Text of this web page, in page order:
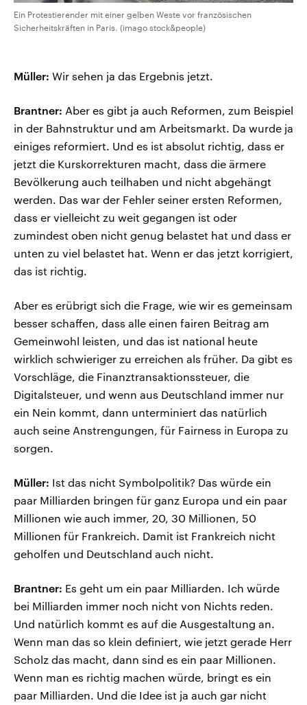
Ein Protestierender mit einer gelben Weste vor französischen
Sicherheitskräften in Paris. (imago stock&people)
Müller: Wir sehen ja das Ergebnis jetzt.
Brantner: Aber es gibt ja auch Reformen, zum Beispiel
in der Bahnstruktur und am Arbeitsmarkt. Da wurde ja
einiges reformiert. Und es ist absolut richtig, dass er
jetzt die Kurskorrekturen macht, dass die ärmere
Bevölkerung auch teilhaben und nicht abgehängt
werden. Das war der Fehler seiner ersten Reformen,
dass er vielleicht zu weit gegangen ist oder
zumindest oben nicht genug belastet hat und dass er
unten zu viel belastet hat. Wenn er das jetzt korrigiert,
das ist richtig.
Aber es erübrigt sich die Frage, wie wir es gemeinsam
besser schaffen, dass alle einen fairen Beitrag am
Gemeinwohl leisten, und das ist national heute
wirklich schwieriger zu erreichen als früher. Da gibt es
Vorschläge, die Finanztransaktionssteuer, die
Digitalsteuer, und wenn aus Deutschland immer nur
ein Nein kommt, dann unterminiert das natürlich
auch seine Anstrengungen, für Fairness in Europa zu
sorgen.
Müller: Ist das nicht Symbolpolitik? Das würde ein
paar Milliarden bringen für ganz Europa und ein paar
Millionen wie auch immer, 20, 30 Millionen, 50
Millionen für Frankreich. Damit ist Frankreich nicht
geholfen und Deutschland auch nicht.
Brantner: Es geht um ein paar Milliarden. Ich würde
bei Milliarden immer noch nicht von Nichts reden.
Und natürlich kommt es auf die Ausgestaltung an.
Wenn man das so klein definiert, wie jetzt gerade Herr
Scholz das macht, dann sind es ein paar Millionen.
Wenn man es richtig machen würde, bringt es ein
paar Milliarden. Und die Idee ist ja auch gar nicht